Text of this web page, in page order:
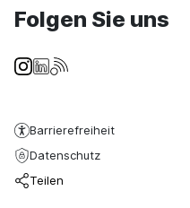
Folgen Sie uns
Barrierefreiheit
Datenschutz
Teilen